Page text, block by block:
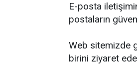
E-posta
postaların
Web sitemizde
birini ziyaret